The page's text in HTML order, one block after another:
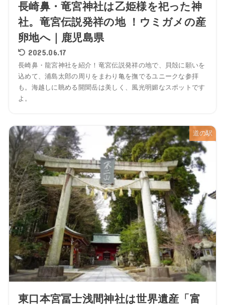
長崎鼻・竜宮神社は乙姫様を祀った神
社。竜宮伝説発祥の地 ！ウミガメの産
卵地へ｜鹿児島県
2025.06.17
長崎鼻・龍宮神社を紹介！竜宮伝説発祥の地で、貝殻に願いを
込めて、浦島太郎の周りをまわり亀を撫でるユニークな参拝
も。海越しに眺める開聞岳は美しく、風光明媚なスポットです
よ。
道の駅
東口本宮冨士浅間神社は世界遺産「富